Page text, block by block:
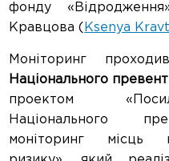
фонду
Кравцова ( Ksenya
Моніторинг
Національного
проектом
Національного
моніторинг місць